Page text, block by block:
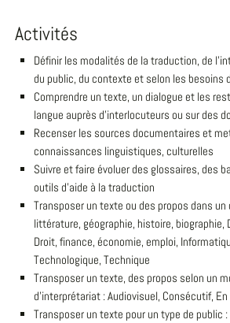
Activités
Définir les modalités de la traduction, de
du public, du contexte et selon les besoins
Comprendre un texte, un dialogue et les
langue auprès d'interlocuteurs ou sur des
Recenser les sources documentaires et
connaissances linguistiques, culturelles
Suivre et faire évoluer des glossaires, des
outils d'aide à la traduction
Transposer un texte ou des propos dans un
littérature, géographie, histoire, biographie,
Droit, finance, économie, emploi,
Technologique, Technique
Transposer un texte, des propos selon un
d'interprétariat : Audiovisuel, Consécutif,
Transposer un texte pour un type de public